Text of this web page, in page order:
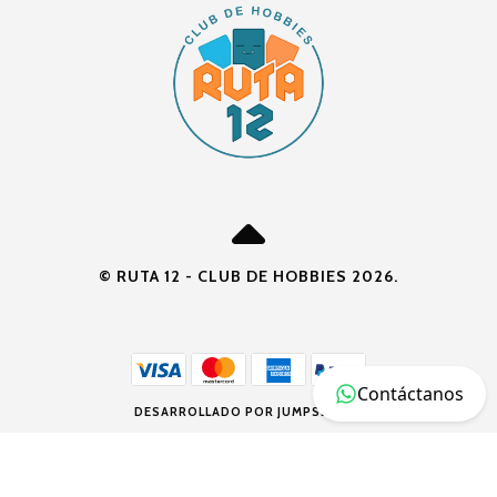
© RUTA 12 - CLUB DE HOBBIES 2026.
DESARROLLADO POR JUMPSELLER
Contáctanos